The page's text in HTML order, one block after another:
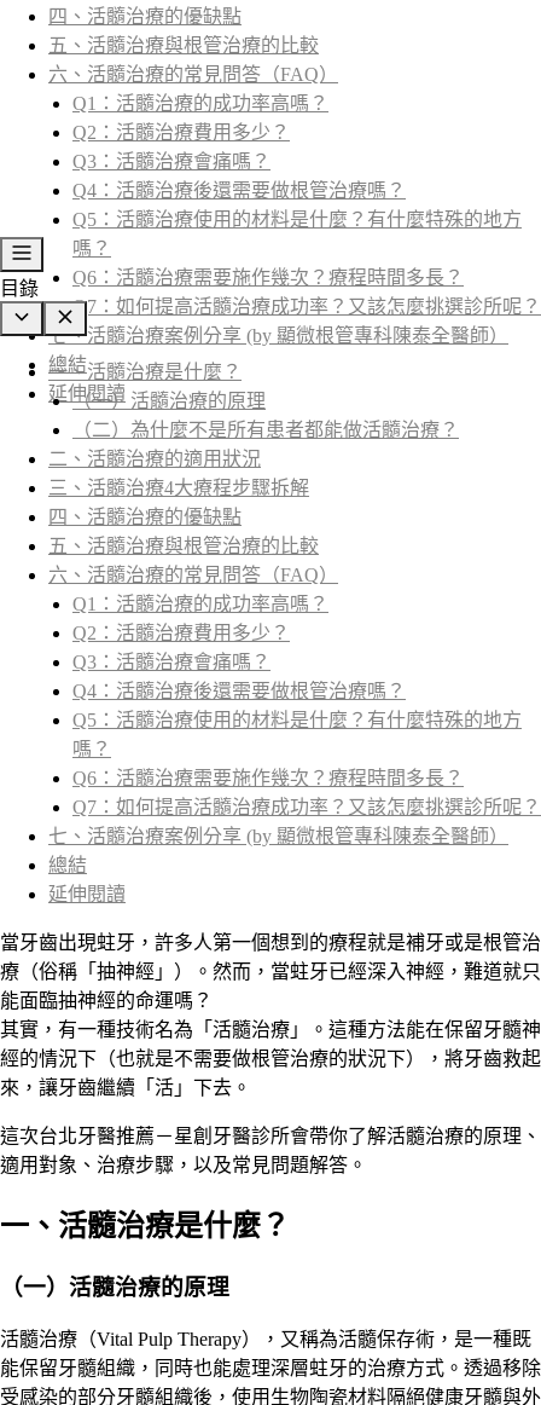
四、活髓治療的優缺點
五、活髓治療與根管治療的比較
六、活髓治療的常見問答（FAQ）
Q1：活髓治療的成功率高嗎？
Q2：活髓治療費用多少？
Q3：活髓治療會痛嗎？
Q4：活髓治療後還需要做根管治療嗎？
Q5：活髓治療使用的材料是什麼？有什麼特殊的地方
嗎？
Q6：活髓治療需要施作幾次？療程時間多長？
Q7：如何提高活髓治療成功率？又該怎麼挑選診所呢？
七、活髓治療案例分享 (by 顯微根管專科陳泰全醫師）
總結
延伸閱讀
目錄
一、活髓治療是什麼？
（一）活髓治療的原理
（二）為什麼不是所有患者都能做活髓治療？
二、活髓治療的適用狀況
三、活髓治療4大療程步驟拆解
四、活髓治療的優缺點
五、活髓治療與根管治療的比較
六、活髓治療的常見問答（FAQ）
Q1：活髓治療的成功率高嗎？
Q2：活髓治療費用多少？
Q3：活髓治療會痛嗎？
Q4：活髓治療後還需要做根管治療嗎？
Q5：活髓治療使用的材料是什麼？有什麼特殊的地方
嗎？
Q6：活髓治療需要施作幾次？療程時間多長？
Q7：如何提高活髓治療成功率？又該怎麼挑選診所呢？
七、活髓治療案例分享 (by 顯微根管專科陳泰全醫師）
總結
延伸閱讀
當牙齒出現蛀牙，許多人第一個想到的療程就是補牙或是根管治
療（俗稱「抽神經」）。然而，當蛀牙已經深入神經，難道就只
能面臨抽神經的命運嗎？
其實，有一種技術名為「活髓治療」。這種方法能在保留牙髓神
經的情況下（也就是不需要做根管治療的狀況下），將牙齒救起
來，讓牙齒繼續「活」下去。
這次台北牙醫推薦－星創牙醫診所會帶你了解活髓治療的原理、
適用對象、治療步驟，以及常見問題解答。
一、活髓治療是什麼？
（一）活髓治療的原理
活髓治療 （Vital Pulp Therapy），又稱為活髓保存術， 是一種既
能保留牙髓組織，同時也能處理深層蛀牙的治療方式。 透過移除
受感染的部分牙髓組織後，使用生物陶瓷材料隔絕健康牙髓與外